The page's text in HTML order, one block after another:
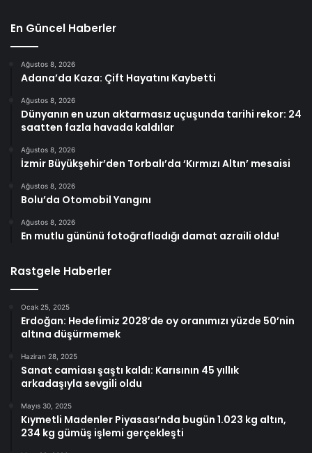
En Güncel Haberler
Ağustos 8, 2026
Adana’da Kaza: Çift Hayatını Kaybetti
Ağustos 8, 2026
Dünyanın en uzun aktarmasız uçuşunda tarihi rekor: 24
saatten fazla havada kaldılar
Ağustos 8, 2026
İzmir Büyükşehir’den Torbalı’da ‘Kırmızı Altın’ mesaisi
Ağustos 8, 2026
Bolu’da Otomobil Yangını
Ağustos 8, 2026
En mutlu gününü fotoğrafladığı damat azraili oldu!
Rastgele Haberler
Ocak 25, 2025
Erdoğan: Hedefimiz 2028’de oy oranımızı yüzde 50’nin
altına düşürmemek
Haziran 28, 2025
Sanat camiası şaştı kaldı: Karısının 45 yıllık
arkadaşıyla sevgili oldu
Mayıs 30, 2025
Kıymetli Madenler Piyasası’nda bugün 1.023 kg altın,
234 kg gümüş işlemi gerçekleşti